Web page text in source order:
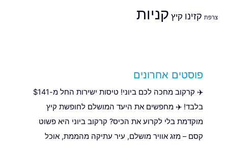
צרפת קזינו קיץ קניות
פוסטים אחרונים
✈️ קרקוב מחכה לכם ביוני! טיסות ישירות החל מ-$141
בלבד! ✈️ מחפשים את היעד המושלם לחופשת קיץ
מוקדמת בלי לקרוע את הכיס? קרקוב ביוני היא פשוט
קסם – מזג אוויר מושלם, עיר עתיקה מהממת, אוכל